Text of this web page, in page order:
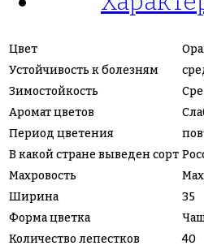
Цвет
Устойчивость к болезням
Зимостойкость
Аромат цветов
Период цветения
В какой стране выведен сорт
Махровость
Ширина
35
Форма цветка
Количество лепестков
40